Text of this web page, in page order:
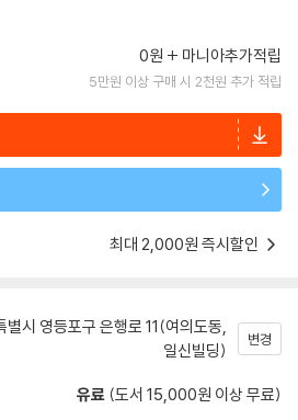
0원 마니아추가적립
5만원 이상 구매 시 2천원 추가 적립
최대 2,000원 즉시할인
별시 영등포구 은행로 11(여의도동,
일신빌딩)
변경
유료 (도서 15,000원 이상 무료)